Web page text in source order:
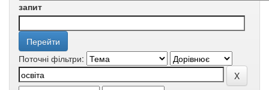
запит
Поточні фільтри: